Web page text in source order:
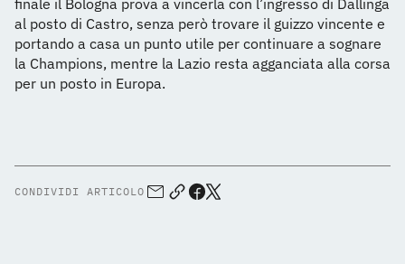
finale il Bologna prova a vincerla con l’ingresso di Dallinga
al posto di Castro, senza però trovare il guizzo vincente e
portando a casa un punto utile per continuare a sognare
la Champions, mentre la Lazio resta agganciata alla corsa
per un posto in Europa.
CONDIVIDI ARTICOLO